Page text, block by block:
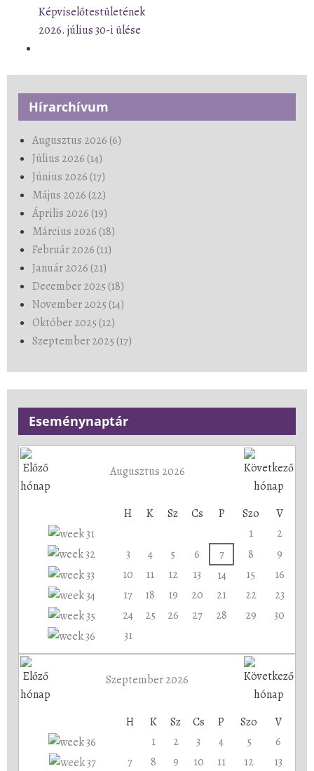
Képviselőtestületének
2026. július 30-i ülése
Hírarchívum
Augusztus 2026 (6)
Július 2026 (14)
Június 2026 (17)
Május 2026 (22)
Április 2026 (19)
Március 2026 (18)
Február 2026 (11)
Január 2026 (21)
December 2025 (18)
November 2025 (14)
Október 2025 (12)
Szeptember 2025 (17)
Eseménynaptár
Augusztus 2026
H K Sz Cs P Szo
V
1
2
3
4 5 6 7 8
9
10
11 12 13 14 15
16
17
18 19 20 21 22
23
24
25 26 27 28 29
30
31
Szeptember 2026
H K Sz Cs P Szo
V
1
2 3 4 5
6
7
8 9 10 11 12
13